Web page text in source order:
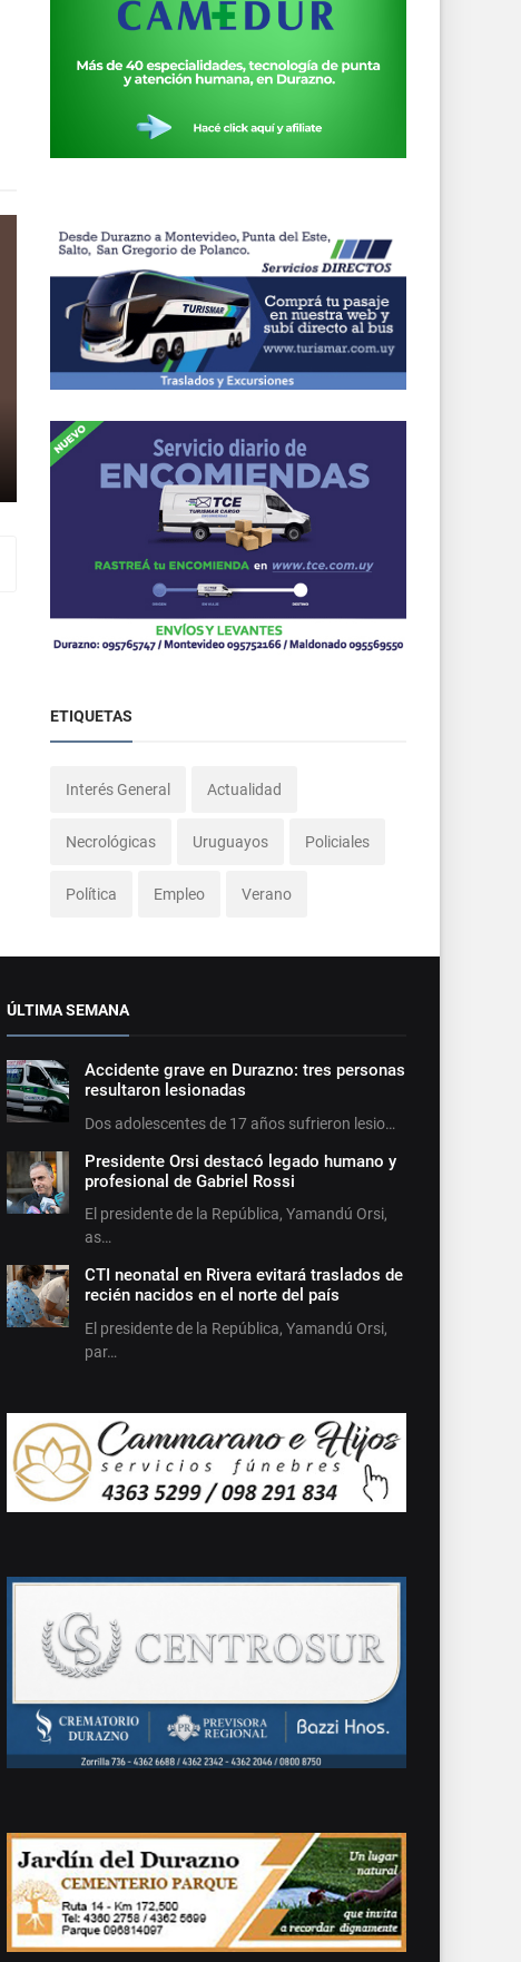
ETIQUETAS
Interés General Actualidad
Necrológicas Uruguayos Policiales
Política Empleo Verano
ÚLTIMA SEMANA
Accidente grave en Durazno: tres personas
resultaron lesionadas
Dos adolescentes de 17 años sufrieron lesio…
Presidente Orsi destacó legado humano y
profesional de Gabriel Rossi
El presidente de la República, Yamandú Orsi,
as…
CTI neonatal en Rivera evitará traslados de
recién nacidos en el norte del país
El presidente de la República, Yamandú Orsi,
par…